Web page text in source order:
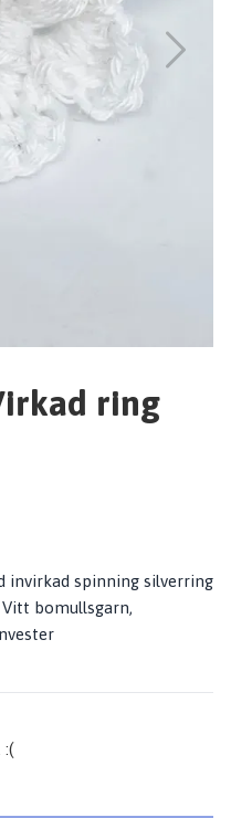
ring
invirkad spinning silverring
bomullsgarn,
:(